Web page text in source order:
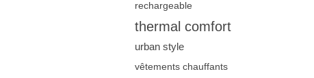
rechargeable
thermal comfort
urban style
vêtements chauffants